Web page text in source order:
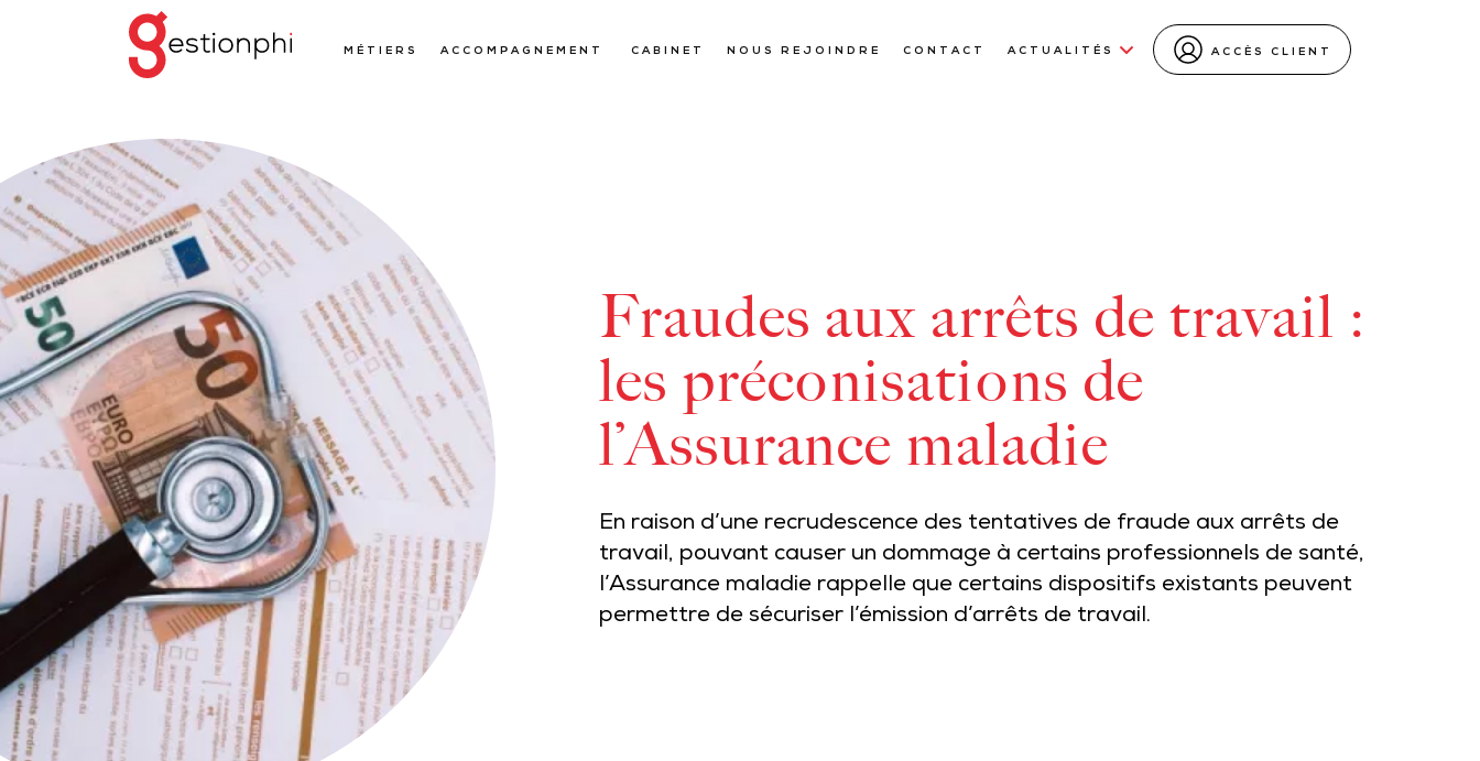
MÉTIERS ACCOMPAGNEMENT CABINET NOUS REJOINDRE CONTACT ACTUALITÉS ACCÈS CLIENT
Fraudes aux arrêts de travail :
les préconisations de
l’Assurance maladie
En raison d’une recrudescence des tentatives de fraude aux arrêts de
travail, pouvant causer un dommage à certains professionnels de santé,
l’Assurance maladie rappelle que certains dispositifs existants peuvent
permettre de sécuriser l’émission d’arrêts de travail.